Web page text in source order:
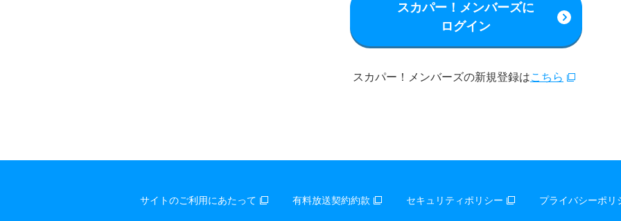
スカパー！メンバーズに
ログイン
スカパー！メンバーズの新規登録はこちら
サイトのご利用にあたって 有料放送契約約款 セキュリティポリシー プライバシーポリ